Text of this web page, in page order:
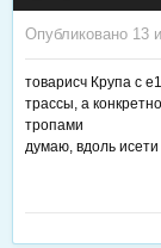
Опубликовано 13
товарисч Крупа с
трассы, а
тропами
думаю, вдоль